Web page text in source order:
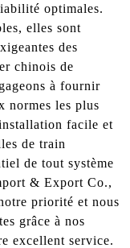
optimales.
elles sont
des
chinois de
à fournir
normes les plus
facile et
de train
de tout système
& Export Co.,
priorité et nous
grâce à nos
excellent service.